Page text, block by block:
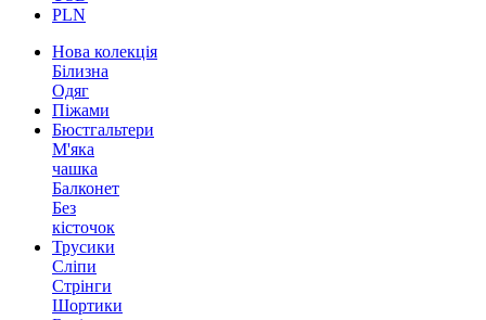
PLN
Нова колекція
Білизна
Одяг
Піжами
Бюстгальтери
М'яка
чашка
Балконет
Без
кісточок
Трусики
Сліпи
Стрінги
Шортики